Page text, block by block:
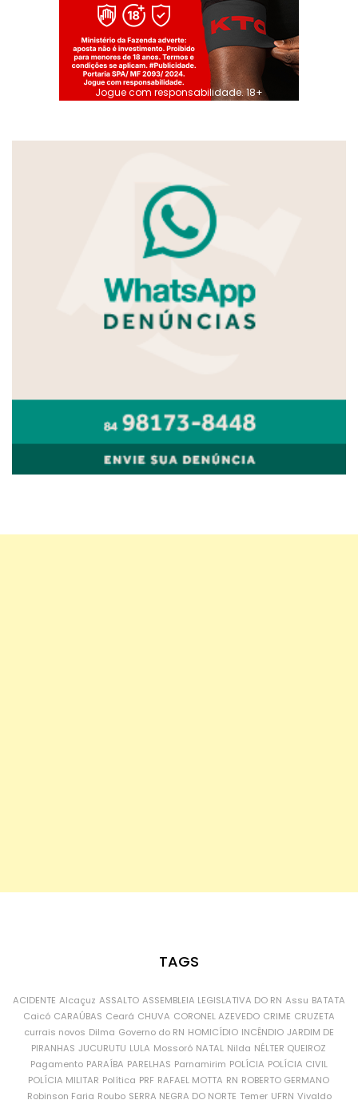
Jogue com responsabilidade. 18+
TAGS
ACIDENTE Alcaçuz ASSALTO ASSEMBLEIA LEGISLATIVA DO RN Assu BATATA
Caicó CARAÚBAS Ceará CHUVA CORONEL AZEVEDO CRIME CRUZETA
currais novos Dilma Governo do RN HOMICÍDIO INCÊNDIO JARDIM DE
PIRANHAS JUCURUTU LULA Mossoró NATAL Nilda NÉLTER QUEIROZ
Pagamento PARAÍBA PARELHAS Parnamirim POLÍCIA POLÍCIA CIVIL
POLÍCIA MILITAR Política PRF RAFAEL MOTTA RN ROBERTO GERMANO
Robinson Faria Roubo SERRA NEGRA DO NORTE Temer UFRN Vivaldo